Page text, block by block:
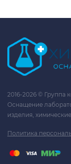
2016-2026 ©
Оснащение
изделия,
Политика